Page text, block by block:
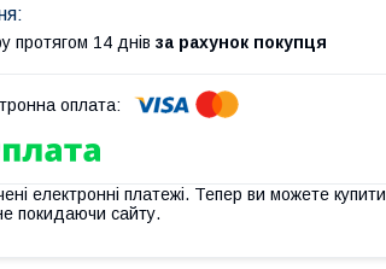
протягом 14 днів за рахунок покупця
електронні платежі. Тепер ви можете купити
покидаючи сайту.